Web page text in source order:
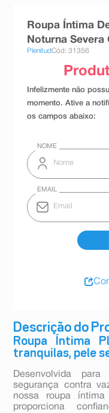
Descrição do
Roupa Íntima
tranquilas, pele
Desenvolvida
segurança contra
nossa roupa íntima
proporciona
Roupa Íntima
Noturna Severa
PlenitudCód: 31356
esmalte
10º absorvente